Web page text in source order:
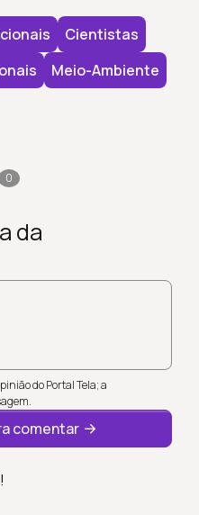
Cientistas
Meio-Ambiente
0
da
do Portal Tela; a
comentar